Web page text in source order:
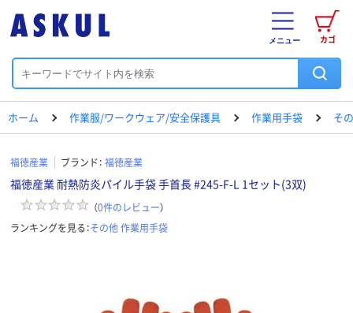
カゴ
メニュー
ホーム 作業服/ワークウェア/安全保護具 作業用手袋 そ
福徳産業 ブランド： 福徳産業
福徳産業 耐熱防炎パイル手袋 手首長 #245-F-L 1セット(3双)
（0件のレビュー）
ランキングを見る：その他 作業用手袋